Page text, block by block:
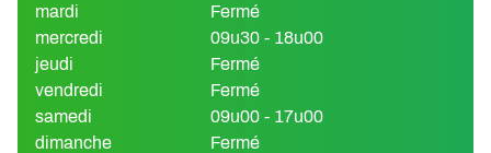
mardi
Fermé
mercredi
09u30 - 18u00
jeudi
Fermé
vendredi
Fermé
samedi
09u00 - 17u00
dimanche
Fermé